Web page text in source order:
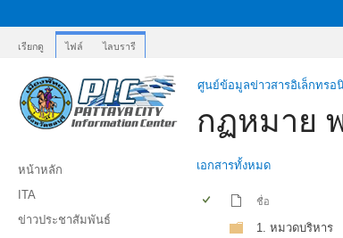
เรียกดู ไฟล์ ไลบรารี
ศูนย์ข้อมูลข่าวสารอิเล็กทรอ
กฏหมาย
หน้าหลัก
ITA
ข่าวประชาสัมพันธ์
เอกสารทั้งหมด
ชื่อ
1. หมวดบริหาร